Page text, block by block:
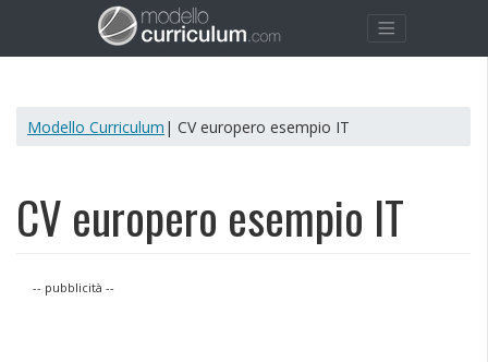
Modello Curriculum | CV europero esempio IT
CV europero esempio IT
-- pubblicità --